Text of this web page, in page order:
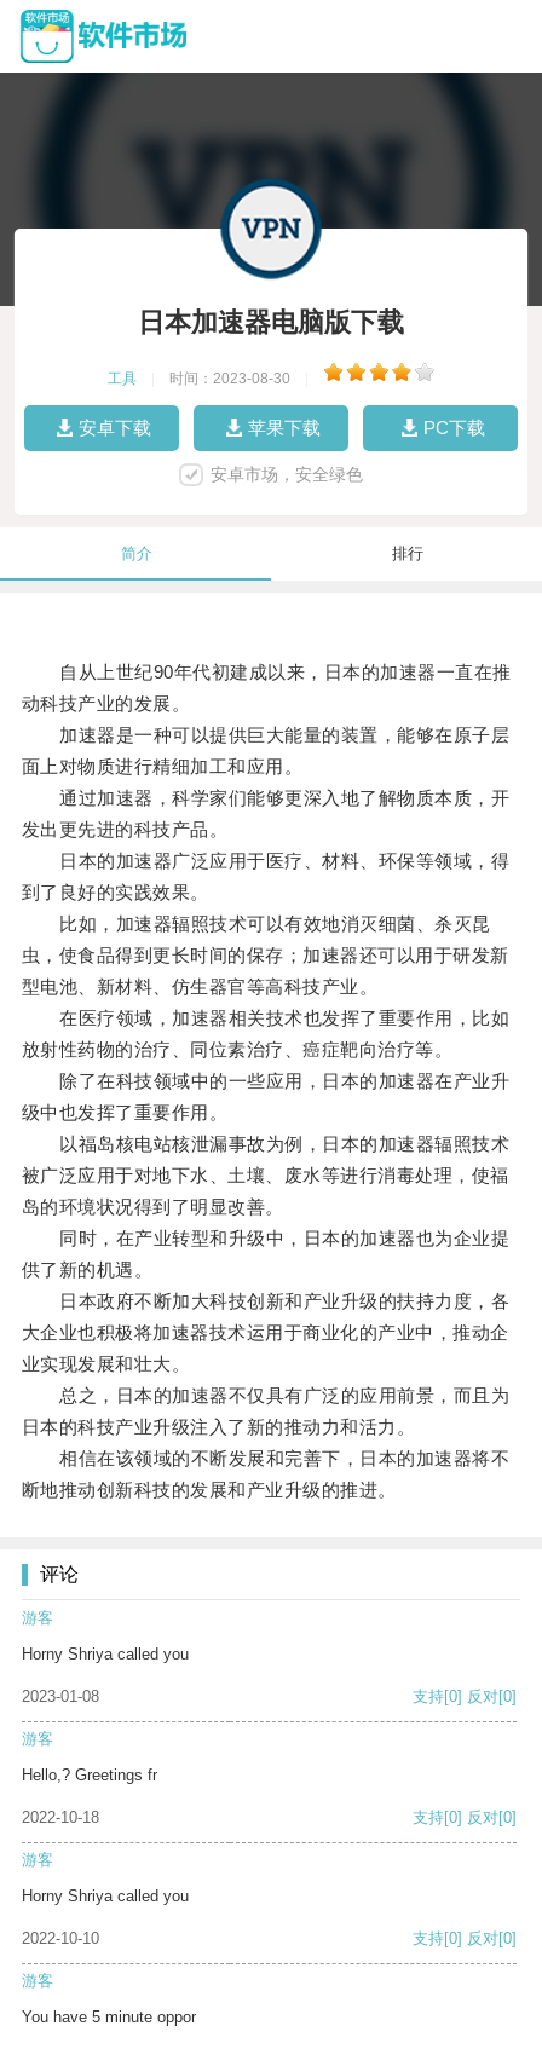
日本加速器电脑版下载
工具 时间：2023-08-30
安卓下载 苹果下载 PC下载
安卓市场，安全绿色
简介 排行
自从上世纪90年代初建成以来，日本的加速器一直在推
动科技产业的发展。
加速器是一种可以提供巨大能量的装置，能够在原子层
面上对物质进行精细加工和应用。
通过加速器，科学家们能够更深入地了解物质本质，开
发出更先进的科技产品。
日本的加速器广泛应用于医疗、材料、环保等领域，得
到了良好的实践效果。
比如，加速器辐照技术可以有效地消灭细菌、杀灭昆
虫，使食品得到更长时间的保存；加速器还可以用于研发新
型电池、新材料、仿生器官等高科技产业。
在医疗领域，加速器相关技术也发挥了重要作用，比如
放射性药物的治疗、同位素治疗、癌症靶向治疗等。
除了在科技领域中的一些应用，日本的加速器在产业升
级中也发挥了重要作用。
以福岛核电站核泄漏事故为例，日本的加速器辐照技术
被广泛应用于对地下水、土壤、废水等进行消毒处理，使福
岛的环境状况得到了明显改善。
同时，在产业转型和升级中，日本的加速器也为企业提
供了新的机遇。
日本政府不断加大科技创新和产业升级的扶持力度，各
大企业也积极将加速器技术运用于商业化的产业中，推动企
业实现发展和壮大。
总之，日本的加速器不仅具有广泛的应用前景，而且为
日本的科技产业升级注入了新的推动力和活力。
相信在该领域的不断发展和完善下，日本的加速器将不
断地推动创新科技的发展和产业升级的推进。
评论
游客
Horny Shriya called you
2023-01-08 支持[0] 反对[0]
游客
Hello,? Greetings fr
2022-10-18 支持[0] 反对[0]
游客
Horny Shriya called you
2022-10-10 支持[0] 反对[0]
游客
You have 5 minute oppor